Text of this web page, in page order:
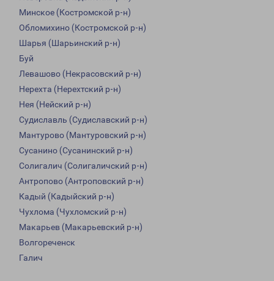
Минское (Костромской р-н)
Обломихино (Костромской р-н)
Шарья (Шарьинский р-н)
Буй
Левашово (Некрасовский р-н)
Нерехта (Нерехтский р-н)
Нея (Нейский р-н)
Судиславль (Судиславский р-н)
Мантурово (Мантуровский р-н)
Сусанино (Сусанинский р-н)
Солигалич (Солигаличский р-н)
Антропово (Антроповский р-н)
Кадый (Кадыйский р-н)
Чухлома (Чухломский р-н)
Макарьев (Макарьевский р-н)
Волгореченск
Галич